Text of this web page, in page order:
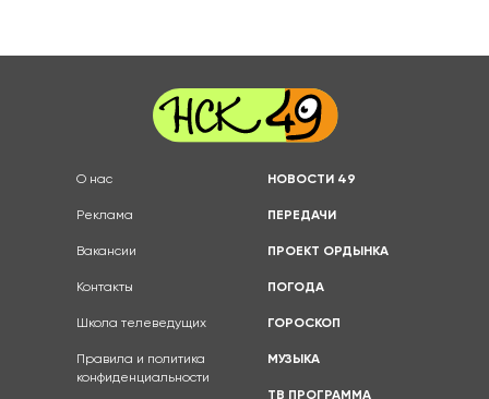
О нас
Реклама
Вакансии
Контакты
Школа телеведущих
Правила и политика
конфиденциальности
НОВОСТИ 49
ПЕРЕДАЧИ
ПРОЕКТ ОРДЫНКА
ПОГОДА
ГОРОСКОП
МУЗЫКА
ТВ ПРОГРАММА